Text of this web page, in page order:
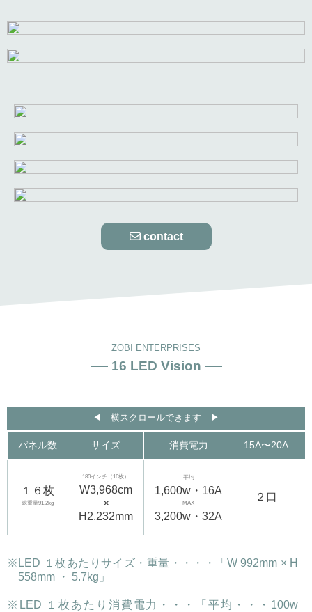
contact
ZOBI ENTERPRISES
16 LED Vision
◀︎ 横スクロールできます ▶︎
パネル数 サイズ 消費電力 15A〜20A
１６枚
総重量91.2kg
180インチ（16枚）
W3,968cm
×
H2,232mm
平均
1,600w・16A
MAX
3,200w・32A
２口
※LED １枚あたりサイズ・重量・・・・「W 992mm × H
558mm ・ 5.7kg」
※LED １枚あたり消費電力・・・「平均・・・100w